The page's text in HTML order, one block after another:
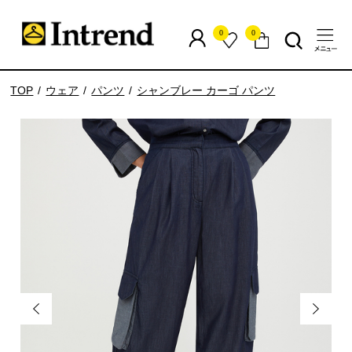
0 0
TOP ウェア パンツ シャンブレー カーゴ パンツ